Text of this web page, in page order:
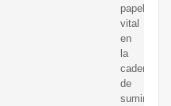
papel
vital
en
la
cadena
de
suministro